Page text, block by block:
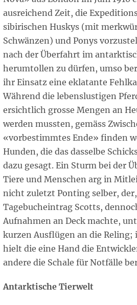
ausreichend Zeit, die
sibirischen Huskys (mit
Schwänzen) und Ponys
nach der Überfahrt im
herumtollen zu dürfen, umso
ihr Einsatz eine eklatante
Während die lebenslustigen
ersichtlich grosse Mengen an
werden mussten, gemäss
«vorbestimmtes Ende» finden
Hunden, die das dasselbe
dazu gesagt. Ein Sturm bei der
Tiere und Menschen arg in
nicht zuletzt Ponting selber,
Tagebucheintrag Scotts,
Aufnahmen an Deck machte,
kurzen Ausflügen an die
hielt die eine Hand die
andere die Schale für Notfälle
Antarktische Tierwelt